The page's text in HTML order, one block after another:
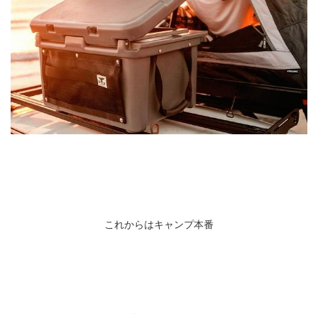
これからはキャンプ本番